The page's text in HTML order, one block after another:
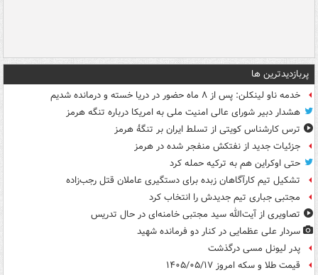
پربازدیدترین ها
خدمه ناو لینکلن: پس از ۸ ماه حضور در دریا خسته و درمانده‌ شدیم
هشدار دبیر شورای عالی امنیت ملی به امریکا درباره تنگه هرمز
ترس کارشناس کویتی از تسلط ایران بر تنگۀ هرمز
جزئیات جدید از نفتکش منفجر شده در هرمز
حتی اوکراین هم به ترکیه حمله کرد
تشکیل تیم کارآگاهان زبده برای دستگیری عاملان قتل رجب‌زاده
مجتبی جباری تیم جدیدش را انتخاب کرد
تصاویری از آیت‌الله سید مجتبی خامنه‌ای در حال تدریس
سردار علی عظمایی در کنار دو فرمانده شهید
پدر لیونل مسی درگذشت
قیمت طلا و سکه امروز ۱۴۰۵/۰۵/۱۷